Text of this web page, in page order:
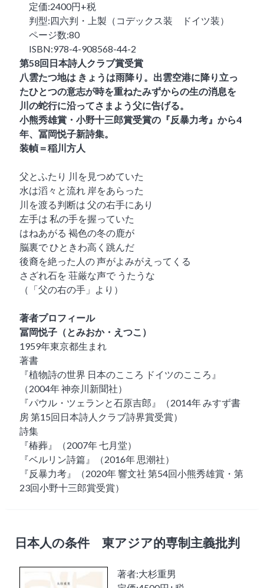
定価:2400円+税
判型:四六判・上製（コデックス装 ドイツ装）
ページ数:80
ISBN:978-4-908568-44-2
第58回日本詩人クラブ賞受賞
八雲たつ地は きょうは雨降り。出雲空港に降り立っ
たひとつの意志が時を重ねたみずからの生の消息を
川の蛇行に沿ってさまよう父に告げる。
小熊秀雄賞・小野十三郎賞受賞の『反暴力考』から4
年、冨岡悦子新詩集。
装幀＝稲川方人
父とふたり 川を見つめていた
水は滔々と流れ 岸をあらった
川を渡る判断は 父の右手にあり
左手は 私の手を握っていた
はねあがる 褐色の冬の鹿が
脳裏で ひときわ高く跳んだ
後裔を絶った人の 声がよみがえってくる
さざれ石を 荘厳な声で うたうな
（「父の右の手」より）
著者プロフィール
冨岡悦子（とみおか・えつこ）
1959年東京都生まれ
著書
『植物詩の世界 日本のこころ ドイツのこころ』
（2004年 神奈川新聞社）
『パウル・ツェランと石原吉郎』（2014年 みすず書
房 第15回日本詩人クラブ詩界賞受賞）
詩集
『椿葬』（2007年 七月堂）
『ベルリン詩篇』（2016年 思潮社）
『反暴力考』（2020年 響文社 第54回小熊秀雄賞・第
23回小野十三郎賞受賞）
日本人の条件 東アジア的専制主義批判
著者:大杉重男